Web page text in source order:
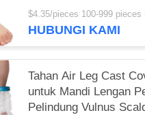
Berenang
$4.35/pieces 100-999 pieces
HUBUNGI KAMI
Tahan Air Leg Cast
untuk Mandi Lengan
Pelindung Vulnus